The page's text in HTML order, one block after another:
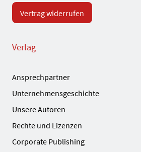
Vertrag widerrufen
Verlag
Ansprechpartner
Unternehmensgeschichte
Unsere Autoren
Rechte und Lizenzen
Corporate Publishing